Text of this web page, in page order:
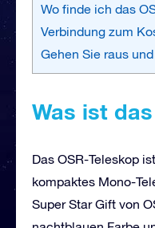
Wo finde ich das
Verbindung zum
Gehen Sie raus
Was ist
Das OSR-Teleskop
kompaktes Mono-
Super Star Gift von